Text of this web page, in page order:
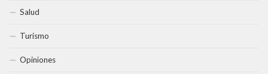
Salud
Turismo
Opiniones